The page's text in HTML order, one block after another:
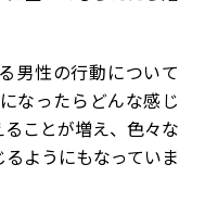
男性の行動について
なったらどんな感じ
ことが増え、色々な
ようにもなっていま